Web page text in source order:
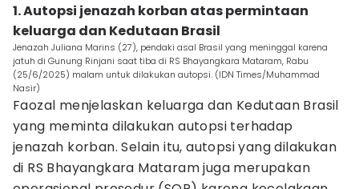
1. Autopsi jenazah korban atas permintaan
keluarga dan Kedutaan Brasil
Jenazah Juliana Marins (27), pendaki asal Brasil yang meninggal karena
jatuh di Gunung Rinjani saat tiba di RS Bhayangkara Mataram, Rabu
(25/6/2025) malam untuk dilakukan autopsi. (IDN Times/Muhammad
Nasir)
Faozal menjelaskan keluarga dan Kedutaan Brasil
yang meminta dilakukan autopsi terhadap
jenazah korban. Selain itu, autopsi yang dilakukan
di RS Bhayangkara Mataram juga merupakan